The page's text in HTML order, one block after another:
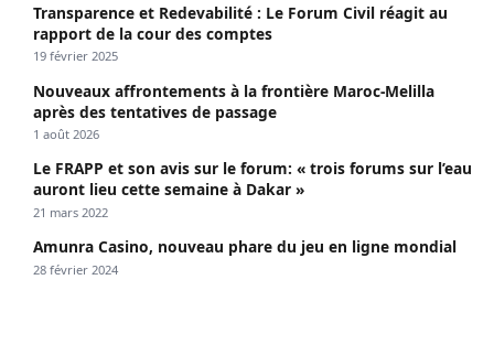
Transparence et Redevabilité : Le Forum Civil réagit au
rapport de la cour des comptes
19 février 2025
Nouveaux affrontements à la frontière Maroc-Melilla
après des tentatives de passage
1 août 2026
Le FRAPP et son avis sur le forum: « trois forums sur l’eau
auront lieu cette semaine à Dakar »
21 mars 2022
Amunra Casino, nouveau phare du jeu en ligne mondial
28 février 2024